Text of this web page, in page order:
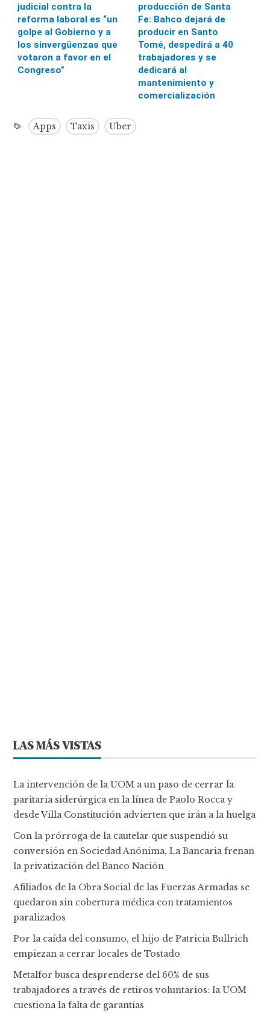
judicial contra la
reforma laboral es “un
golpe al Gobierno y a
los sinvergüenzas que
votaron a favor en el
Congreso”
producción de Santa
Fe: Bahco dejará de
producir en Santo
Tomé, despedirá a 40
trabajadores y se
dedicará al
mantenimiento y
comercialización
Apps Taxis Uber
LAS MÁS VISTAS
La intervención de la UOM a un paso de cerrar la
paritaria siderúrgica en la línea de Paolo Rocca y
desde Villa Constitución advierten que irán a la huelga
Con la prórroga de la cautelar que suspendió su
conversión en Sociedad Anónima, La Bancaria frenan
la privatización del Banco Nación
Afiliados de la Obra Social de las Fuerzas Armadas se
quedaron sin cobertura médica con tratamientos
paralizados
Por la caída del consumo, el hijo de Patricia Bullrich
empiezan a cerrar locales de Tostado
Metalfor busca desprenderse del 60% de sus
trabajadores a través de retiros voluntarios: la UOM
cuestiona la falta de garantías